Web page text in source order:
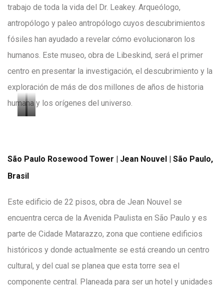
o
r
t
e
s
í
a
d
o
t
o
r
t
e
s
í
a
d
o
trabajo de toda la vida del Dr. Leakey. Arqueólogo,
antropólogo y paleo antropólogo cuyos descubrimientos
fósiles han ayudado a revelar cómo evolucionaron los
humanos. Este museo, obra de Libeskind, será el primer
centro en presentar la investigación, el descubrimiento y la
exploración de más de dos millones de años de historia
humana y los orígenes del universo.
n
c
o
r
t
e
n
c
o
r
t
e
São Paulo Rosewood Tower | Jean Nouvel | São Paulo,
Brasil
Este edificio de 22 pisos, obra de Jean Nouvel se
encuentra cerca de la Avenida Paulista en São Paulo y es
parte de Cidade Matarazzo, zona que contiene edificios
históricos y donde actualmente se está creando un centro
cultural, y del cual se planea que esta torre sea el
componente central. Planeada para ser un hotel y unidades